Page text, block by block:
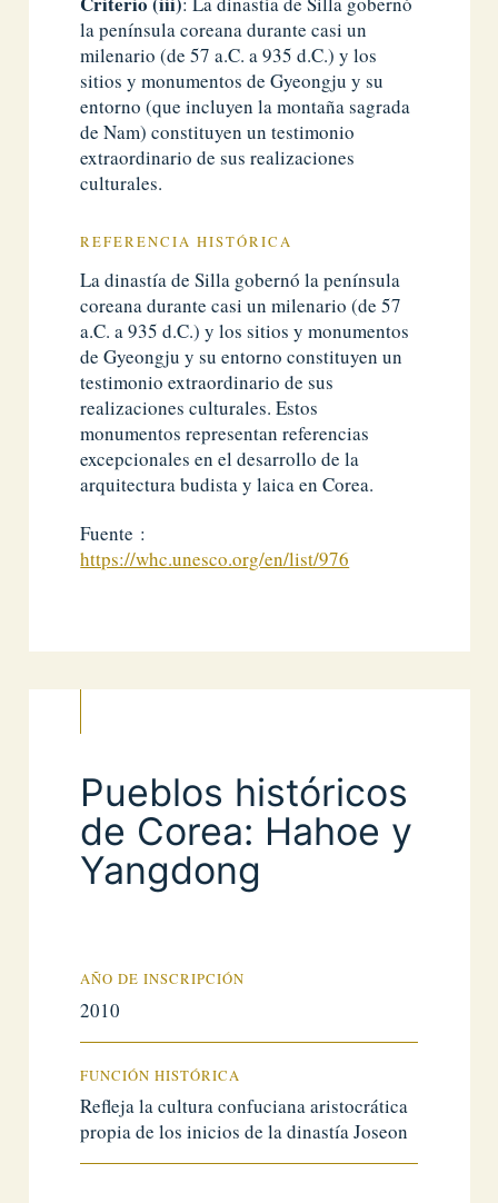
la península coreana durante casi un
milenario (de 57 a.C. a 935 d.C.) y los
sitios y monumentos de Gyeongju y su
entorno (que incluyen la montaña sagrada
de Nam) constituyen un testimonio
extraordinario de sus realizaciones
culturales.
REFERENCIA HISTÓRICA
La dinastía de Silla gobernó la península
coreana durante casi un milenario (de 57
a.C. a 935 d.C.) y los sitios y monumentos
de Gyeongju y su entorno constituyen un
testimonio extraordinario de sus
realizaciones culturales. Estos
monumentos representan referencias
excepcionales en el desarrollo de la
arquitectura budista y laica en Corea.
Fuente :
https://whc.unesco.org/en/list/976
Pueblos históricos
de Corea: Hahoe y
Yangdong
AÑO DE INSCRIPCIÓN
2010
FUNCIÓN HISTÓRICA
Refleja la cultura confuciana aristocrática
propia de los inicios de la dinastía Joseon